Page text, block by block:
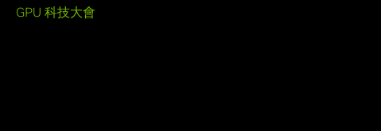
GPU 科技大會